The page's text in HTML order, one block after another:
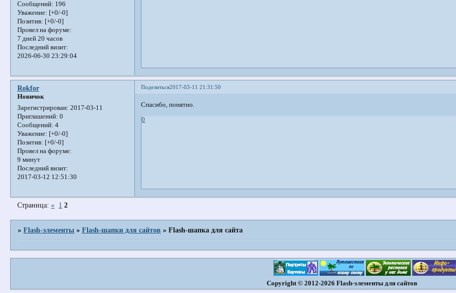
Сообщений: 196
Уважение: [+0/-0]
Позитив: [+0/-0]
Провел на форуме:
7 дней 20 часов
Последний визит:
2026-06-30 23:29:04
Поделиться2017-03-11 21:31:50
Rokfor
Новичок
Зарегистрирован: 2017-03-11
Приглашений: 0
Сообщений: 4
Уважение: [+0/-0]
Позитив: [+0/-0]
Провел на форуме:
9 минут
Последний визит:
2017-03-12 12:51:30
Спасибо, понятно.
0
Страница:« 1 2
»Flash-элементы »Flash-шапки для сайтов »Flash-шапка для сайта
Copyright © 2012-2026 Flash-элементы для сайтов